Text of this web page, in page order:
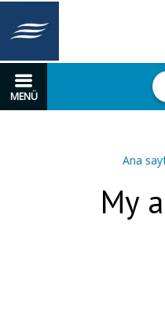
MENÜ
Ana
My